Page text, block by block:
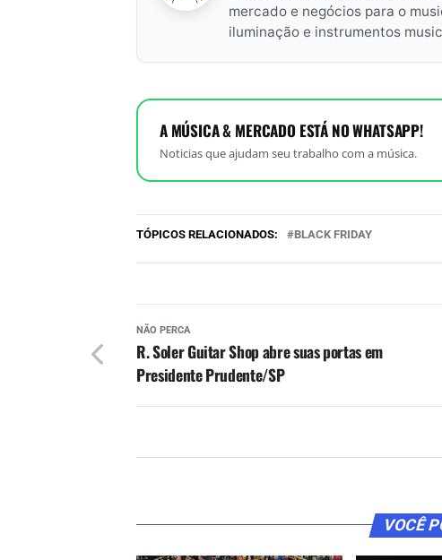
mercado e negócios para o
iluminação e instrumentos
A MÚSICA & MERCADO ESTÁ NO WHATSAPP!
Noticias que ajudam seu trabalho com a música.
TÓPICOS RELACIONADOS: BLACK FRIDAY
NÃO PERCA
R. Soler Guitar Shop abre suas portas em
Presidente Prudente/SP
VOCÊ